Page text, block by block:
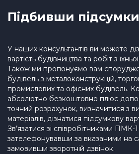
Підбивши
У наших консультантів ви можете
вартість будівництва та робіт з
Також ми пропонуємо вам
будівель з металоконструкцій,
промислових та офісних будівель.
абсолютно безкоштовно плюс
точний розрахунок, визначитися з
матеріалів, дізнатися підсумкову
Зв’язатися зі співробітниками ПМК-
зателефонувавши за вказаними на
замовивши зворотній дзвінок.